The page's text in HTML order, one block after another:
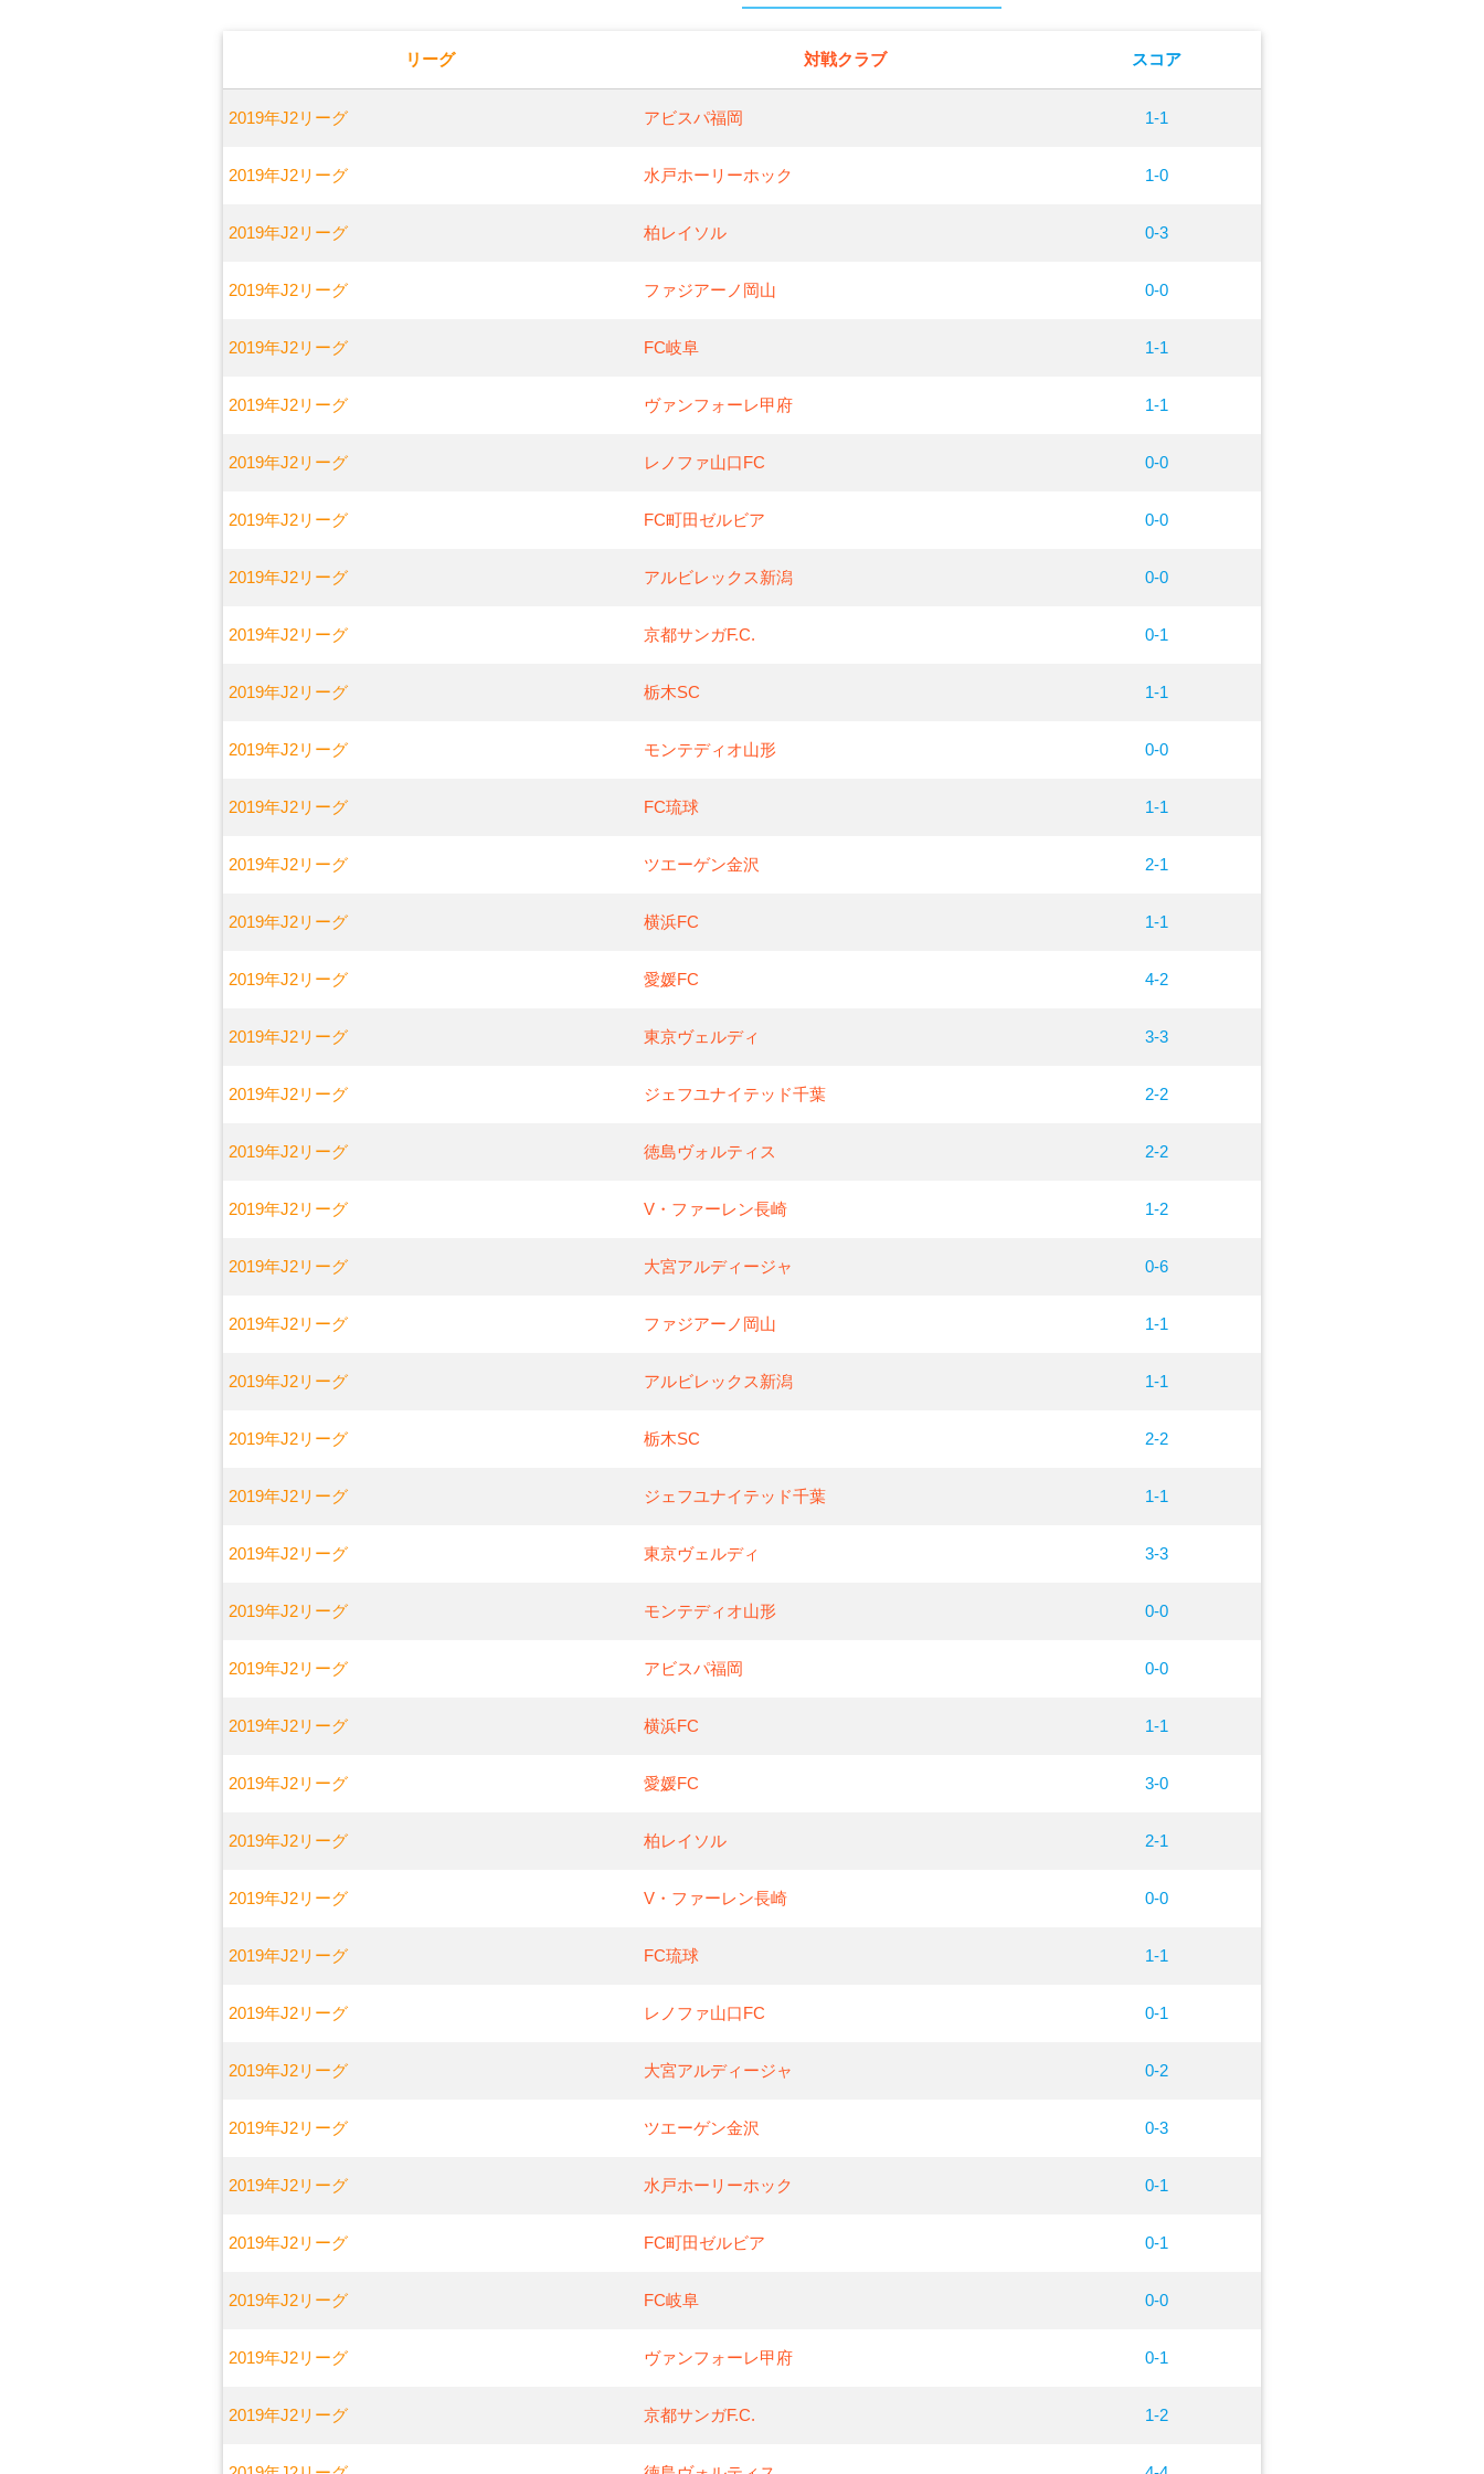
リーグ 対戦クラブ スコア
2019年J2リーグ アビスパ福岡 1-1
2019年J2リーグ 水戸ホーリーホック 1-0
2019年J2リーグ 柏レイソル 0-3
2019年J2リーグ ファジアーノ岡山 0-0
2019年J2リーグ FC岐阜 1-1
2019年J2リーグ ヴァンフォーレ甲府 1-1
2019年J2リーグ レノファ山口FC 0-0
2019年J2リーグ FC町田ゼルビア 0-0
2019年J2リーグ アルビレックス新潟 0-0
2019年J2リーグ 京都サンガF.C. 0-1
2019年J2リーグ 栃木SC 1-1
2019年J2リーグ モンテディオ山形 0-0
2019年J2リーグ FC琉球 1-1
2019年J2リーグ ツエーゲン金沢 2-1
2019年J2リーグ 横浜FC 1-1
2019年J2リーグ 愛媛FC 4-2
2019年J2リーグ 東京ヴェルディ 3-3
2019年J2リーグ ジェフユナイテッド千葉 2-2
2019年J2リーグ 徳島ヴォルティス 2-2
2019年J2リーグ V・ファーレン長崎 1-2
2019年J2リーグ 大宮アルディージャ 0-6
2019年J2リーグ ファジアーノ岡山 1-1
2019年J2リーグ アルビレックス新潟 1-1
2019年J2リーグ 栃木SC 2-2
2019年J2リーグ ジェフユナイテッド千葉 1-1
2019年J2リーグ 東京ヴェルディ 3-3
2019年J2リーグ モンテディオ山形 0-0
2019年J2リーグ アビスパ福岡 0-0
2019年J2リーグ 横浜FC 1-1
2019年J2リーグ 愛媛FC 3-0
2019年J2リーグ 柏レイソル 2-1
2019年J2リーグ V・ファーレン長崎 0-0
2019年J2リーグ FC琉球 1-1
2019年J2リーグ レノファ山口FC 0-1
2019年J2リーグ 大宮アルディージャ 0-2
2019年J2リーグ ツエーゲン金沢 0-3
2019年J2リーグ 水戸ホーリーホック 0-1
2019年J2リーグ FC町田ゼルビア 0-1
2019年J2リーグ FC岐阜 0-0
2019年J2リーグ ヴァンフォーレ甲府 0-1
2019年J2リーグ 京都サンガF.C. 1-2